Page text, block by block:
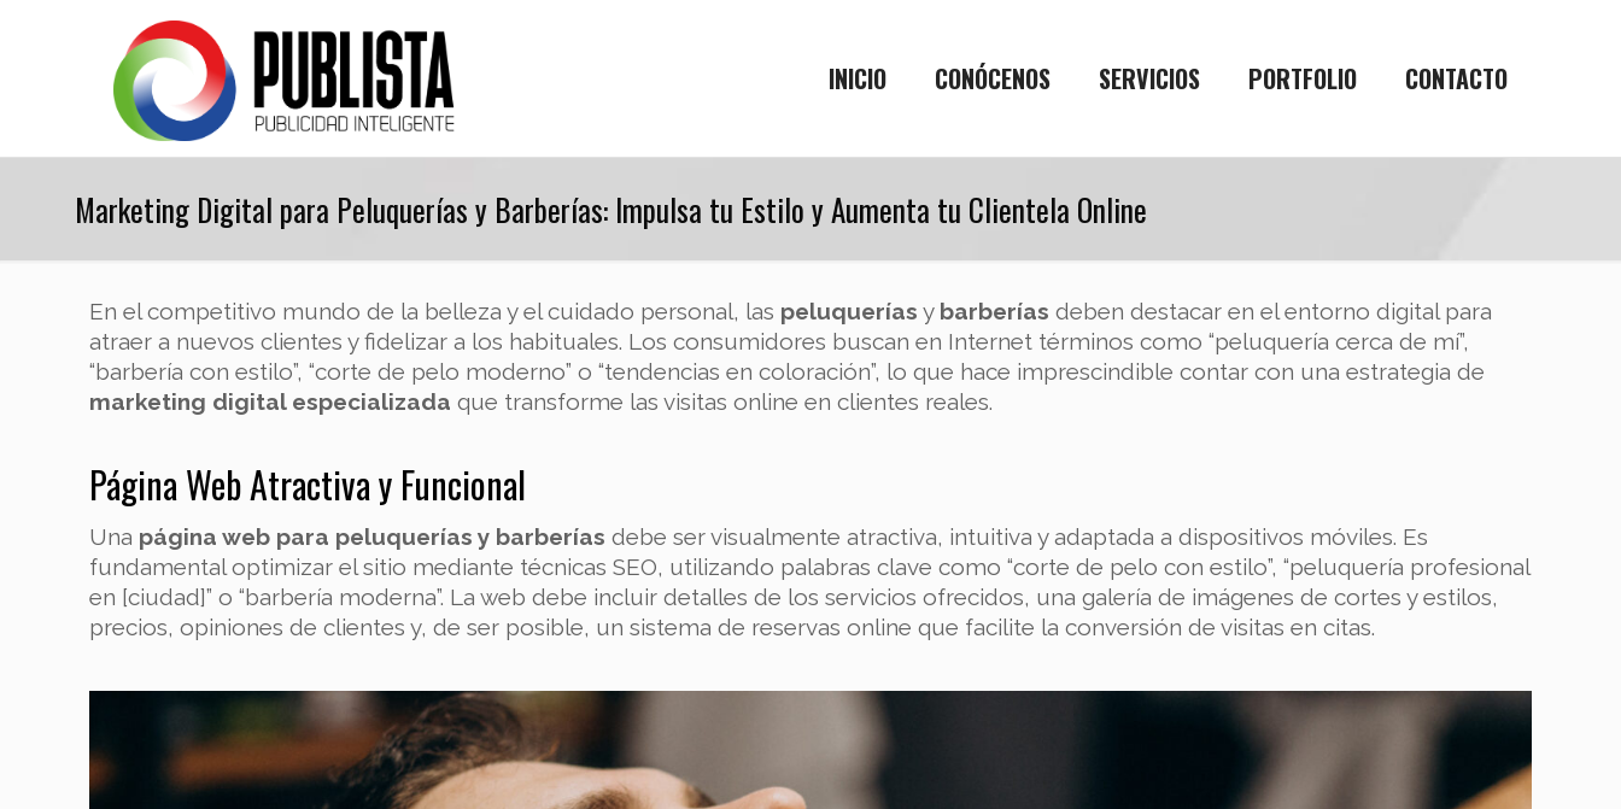
INICIO CONÓCENOS SERVICIOS PORTFOLIO CONTACTO
Marketing Digital para Peluquerías y Barberías: Impulsa tu Estilo y Aumenta tu Clientela Online
En el competitivo mundo de la belleza y el cuidado personal, las peluquerías y barberías deben destacar en el entorno digital para
atraer a nuevos clientes y fidelizar a los habituales. Los consumidores buscan en Internet términos como “peluquería cerca de mí”,
“barbería con estilo”, “corte de pelo moderno” o “tendencias en coloración”, lo que hace imprescindible contar con una estrategia de
marketing digital especializada que transforme las visitas online en clientes reales.
Página Web Atractiva y Funcional
Una página web para peluquerías y barberías debe ser visualmente atractiva, intuitiva y adaptada a dispositivos móviles. Es
fundamental optimizar el sitio mediante técnicas SEO, utilizando palabras clave como “corte de pelo con estilo”, “peluquería profesional
en [ciudad]” o “barbería moderna”. La web debe incluir detalles de los servicios ofrecidos, una galería de imágenes de cortes y estilos,
precios, opiniones de clientes y, de ser posible, un sistema de reservas online que facilite la conversión de visitas en citas.